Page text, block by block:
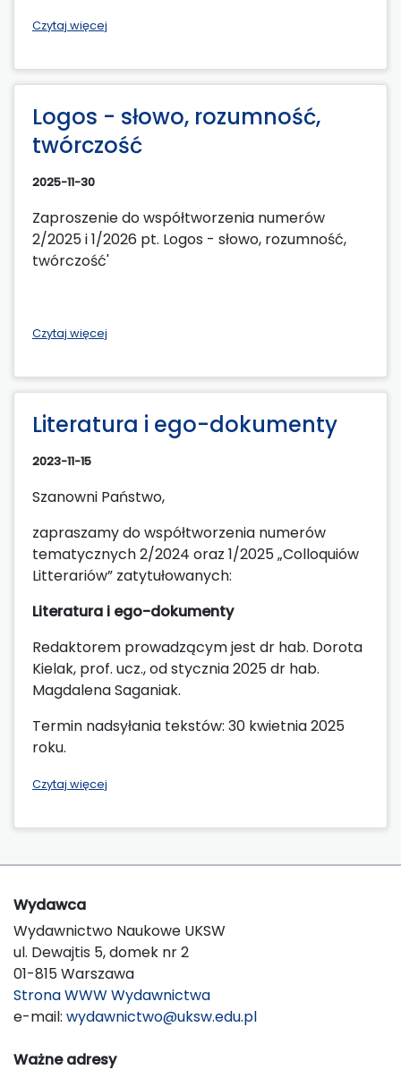
Czytaj więcej
Logos - słowo, rozumność,
twórczość
2025-11-30
Zaproszenie do współtworzenia numerów
2/2025 i 1/2026 pt. Logos - słowo, rozumność,
twórczość'
Czytaj więcej
Literatura i ego-dokumenty
2023-11-15
Szanowni Państwo,
zapraszamy do współtworzenia numerów
tematycznych 2/2024 oraz 1/2025 „Colloquiów
Litterariów” zatytułowanych:
Literatura i ego-dokumenty
Redaktorem prowadzącym jest dr hab. Dorota
Kielak, prof. ucz., od stycznia 2025 dr hab.
Magdalena Saganiak.
Termin nadsyłania tekstów: 30 kwietnia 2025
roku.
Czytaj więcej
Wydawca
Wydawnictwo Naukowe UKSW
ul. Dewajtis 5, domek nr 2
01-815 Warszawa
Strona WWW Wydawnictwa
e-mail: wydawnictwo@uksw.edu.pl
Ważne adresy